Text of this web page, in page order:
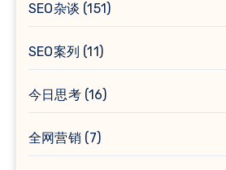
SEO杂谈 (151)
SEO案列 (11)
今日思考(16)
全网营销 (7)